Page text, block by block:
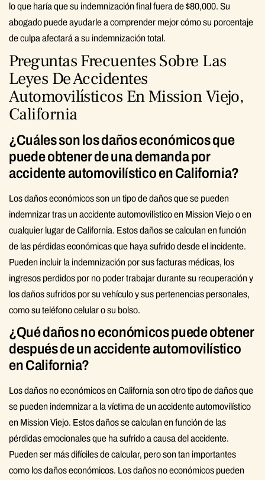
lo que haría que su indemnización final fuera de $80,000. Su
abogado puede ayudarle a comprender mejor cómo su porcentaje
de culpa afectará a su indemnización total.
Preguntas Frecuentes Sobre Las
Leyes De Accidentes
Automovilísticos En Mission Viejo,
California
¿Cuáles son los daños económicos que
puede obtener de una demanda por
accidente automovilístico en California?
Los daños económicos son un tipo de daños que se pueden
indemnizar tras un accidente automovilístico en Mission Viejo o en
cualquier lugar de California. Estos daños se calculan en función
de las pérdidas económicas que haya sufrido desde el incidente.
Pueden incluir la indemnización por sus facturas médicas, los
ingresos perdidos por no poder trabajar durante su recuperación y
los daños sufridos por su vehículo y sus pertenencias personales,
como su teléfono celular o su bolso.
¿Qué daños no económicos puede obtener
después de un accidente automovilístico
en California?
Los daños no económicos en California son otro tipo de daños que
se pueden indemnizar a la víctima de un accidente automovilístico
en Mission Viejo. Estos daños se calculan en función de las
pérdidas emocionales que ha sufrido a causa del accidente.
Pueden ser más difíciles de calcular, pero son tan importantes
como los daños económicos. Los daños no económicos pueden